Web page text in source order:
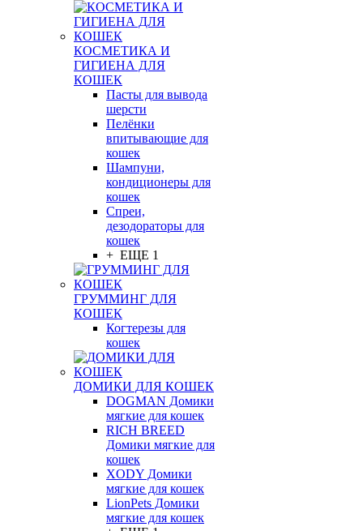
КОСМЕТИКА И
ГИГИЕНА ДЛЯ
КОШЕК
Пасты для вывода
шерсти
Пелёнки
впитывающие для
кошек
Шампуни,
кондиционеры для
кошек
Спреи,
дезодораторы для
кошек
+ ЕЩЕ 1
ГРУММИНГ ДЛЯ
КОШЕК
Когтерезы для
кошек
ДОМИКИ ДЛЯ КОШЕК
DOGMAN Домики
мягкие для кошек
RICH BREED
Домики мягкие для
кошек
XODY Домики
мягкие для кошек
LionPets Домики
мягкие для кошек